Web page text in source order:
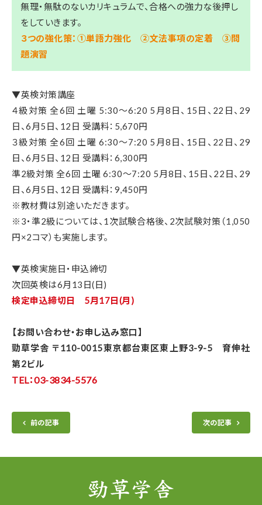
無理・無駄のないカリキュラムで、合格への強力な後押し
をしていきます。
３つの強化策：①単語力強化 ②文法事項の定着 ③問
題演習
▼英検対策講座
４級対策 全6回 土曜 5:30～6:20 5月8日、15日、22日、29
日、6月5日、12日 受講料：5,670円
３級対策 全6回 土曜 6:30～7:20 5月8日、15日、22日、29
日、6月5日、12日 受講料：6,300円
準2級対策 全6回 土曜 6:30～7:20 5月8日、15日、22日、29
日、6月5日、12日 受講料：9,450円
※教材費は別途いただきます。
※3・準2級については、1次試験合格後、2次試験対策（1,050
円×2コマ）も実施します。
▼英検実施日・申込締切
次回英検は6月13日(日)
検定申込締切日 5月17日(月)
【お問い合わせ・お申し込み窓口】
勁草学舎 〒110-0015東京都台東区東上野3-9-5 育伸社
第2ビル
TEL：03-3834-5576
前の記事 次の記事